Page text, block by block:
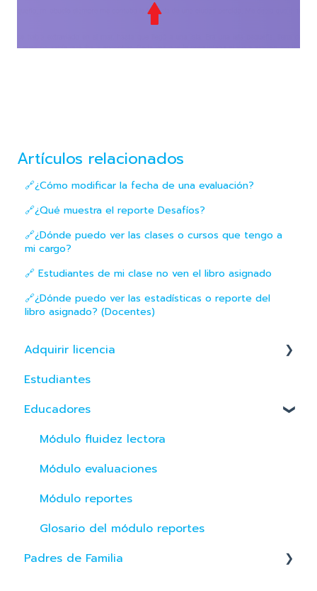
Artículos relacionados
🔗¿Cómo modificar la fecha de una evaluación?
🔗¿Qué muestra el reporte Desafíos?
🔗¿Dónde puedo ver las clases o cursos que tengo a
mi cargo?
🔗 Estudiantes de mi clase no ven el libro asignado
🔗¿Dónde puedo ver las estadísticas o reporte del
libro asignado? (Docentes)
Adquirir licencia
Perú
Colombia
Estudiantes
Educadores
Módulo fluidez lectora
Módulo evaluaciones
Módulo reportes
Glosario del módulo reportes
Padres de Familia